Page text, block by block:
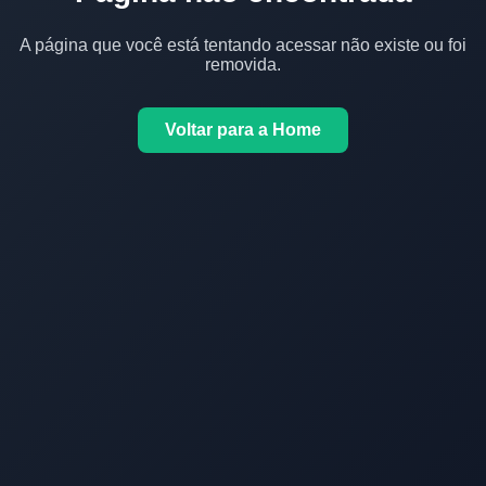
A página que você está tentando acessar não existe ou foi
removida.
Voltar para a Home